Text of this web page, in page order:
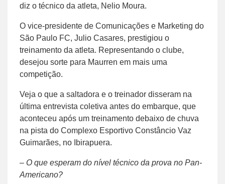
diz o técnico da atleta, Nelio Moura.
O vice-presidente de Comunicações e Marketing do
São Paulo FC, Julio Casares, prestigiou o
treinamento da atleta. Representando o clube,
desejou sorte para Maurren em mais uma
competição.
Veja o que a saltadora e o treinador disseram na
última entrevista coletiva antes do embarque, que
aconteceu após um treinamento debaixo de chuva
na pista do Complexo Esportivo Constâncio Vaz
Guimarães, no Ibirapuera.
– O que esperam do nível técnico da prova no Pan-
Americano?